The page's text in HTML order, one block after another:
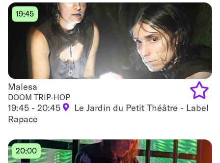
Malesa
Malesa
DOOM TRIP-HOP
19:45 - 20:45
Le Jardin du Petit Théâtre - Label
Rapace
19:45
Add
20:00